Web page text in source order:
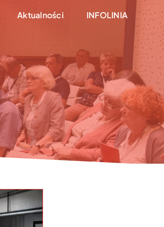
Aktualności INFOLINIA